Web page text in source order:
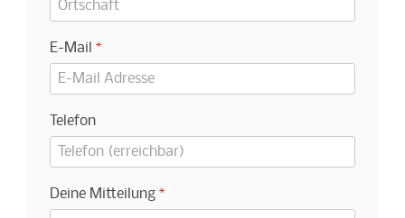
E-Mail *
Telefon
Deine Mitteilung *